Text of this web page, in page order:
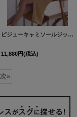
ビジューキャミソールジップラメミディアムドレス/キャバドレス【S-Lサイズ/2カラー】[OF03]【YN】dzwvFV
11,880円(税込)
次»